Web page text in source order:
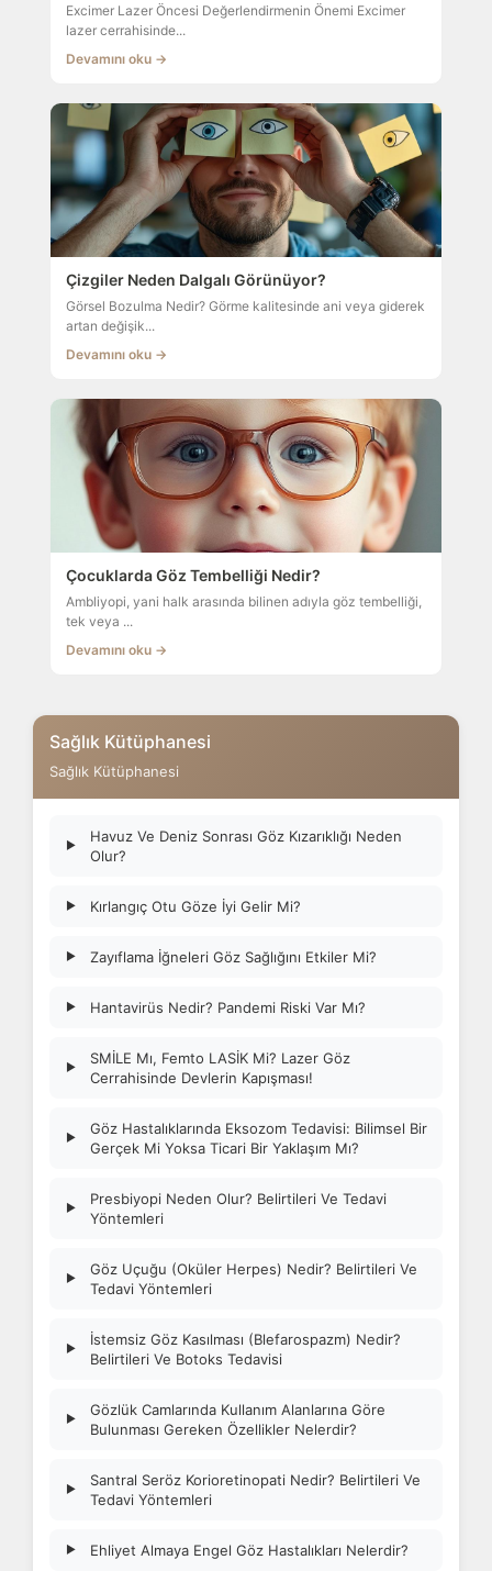
Sağlık Kütüphanesi
Sağlık Kütüphanesi
▶
Havuz Ve Deniz Sonrası Göz Kızarıklığı Neden
Olur?
▶ Kırlangıç Otu Göze İyi Gelir Mi?
▶ Zayıflama İğneleri Göz Sağlığını Etkiler Mi?
▶ Hantavirüs Nedir? Pandemi Riski Var Mı?
▶
SMİLE Mı, Femto LASİK Mi? Lazer Göz
Cerrahisinde Devlerin Kapışması!
▶
Göz Hastalıklarında Eksozom Tedavisi: Bilimsel Bir
Gerçek Mi Yoksa Ticari Bir Yaklaşım Mı?
▶
Presbiyopi Neden Olur? Belirtileri Ve Tedavi
Yöntemleri
▶
Göz Uçuğu (Oküler Herpes) Nedir? Belirtileri Ve
Tedavi Yöntemleri
▶
İstemsiz Göz Kasılması (Blefarospazm) Nedir?
Belirtileri Ve Botoks Tedavisi
▶
Gözlük Camlarında Kullanım Alanlarına Göre
Bulunması Gereken Özellikler Nelerdir?
▶
Santral Seröz Korioretinopati Nedir? Belirtileri Ve
Tedavi Yöntemleri
▶ Ehliyet Almaya Engel Göz Hastalıkları Nelerdir?
Excimer Lazer Öncesi Değerlendirmenin Önemi Excimer
lazer cerrahisinde...
Devamını oku →
Çizgiler Neden Dalgalı Görünüyor?
Görsel Bozulma Nedir? Görme kalitesinde ani veya giderek
artan değişik...
Devamını oku →
Çocuklarda Göz Tembelliği Nedir?
Ambliyopi, yani halk arasında bilinen adıyla göz tembelliği,
tek veya ...
Devamını oku →